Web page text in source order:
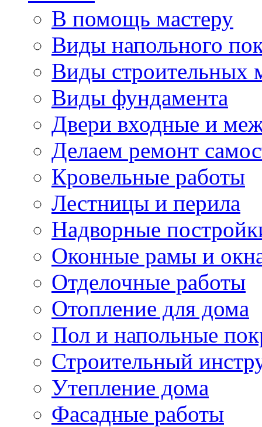
В помощь мастеру
Виды напольного
Виды строительных
Виды фундамента
Двери входные и
Делаем ремонт
Кровельные работы
Лестницы и перила
Надворные
Оконные рамы и
Отделочные работы
Отопление для дома
Пол и напольные
Строительный
Утепление дома
Фасадные работы